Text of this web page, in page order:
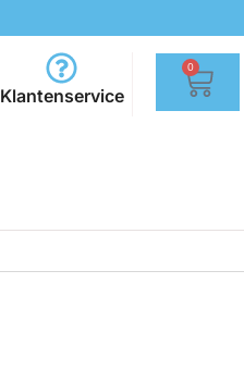
Klantenservice
0